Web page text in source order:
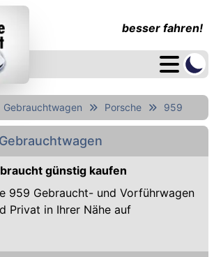
besser fahren!
Gebrauchtwagen Porsche 959
günstig kaufen
959 Gebraucht- und Vorführwagen
Privat in Ihrer Nähe auf